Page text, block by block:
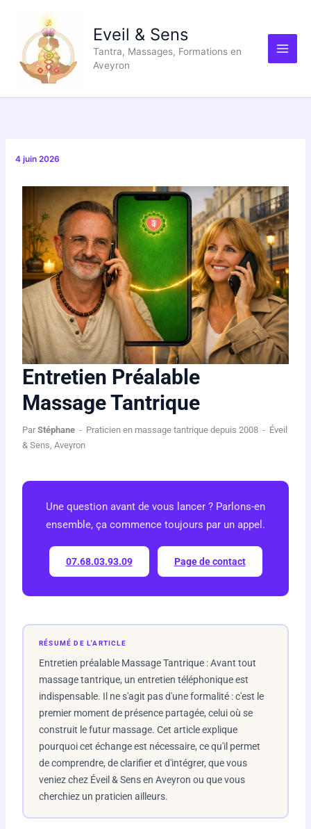
contenu
Eveil & Sens
Tantra, Massages, Formations en
Aveyron
4 juin 2026
Entretien Préalable
Massage Tantrique
ParStéphane - Praticien en massage tantrique depuis 2008 - Éveil
& Sens, Aveyron
Une question avant de vous lancer ? Parlons-en
ensemble, ça commence toujours par un appel.
07.68.03.93.09 Page de contact
RÉSUMÉ DE L'ARTICLE
Entretien préalable Massage Tantrique : Avant tout
massage tantrique, un entretien téléphonique est
indispensable. Il ne s'agit pas d'une formalité : c'est le
premier moment de présence partagée, celui où se
construit le futur massage. Cet article explique
pourquoi cet échange est nécessaire, ce qu'il permet
de comprendre, de clarifier et d'intégrer, que vous
veniez chez Éveil & Sens en Aveyron ou que vous
cherchiez un praticien ailleurs.